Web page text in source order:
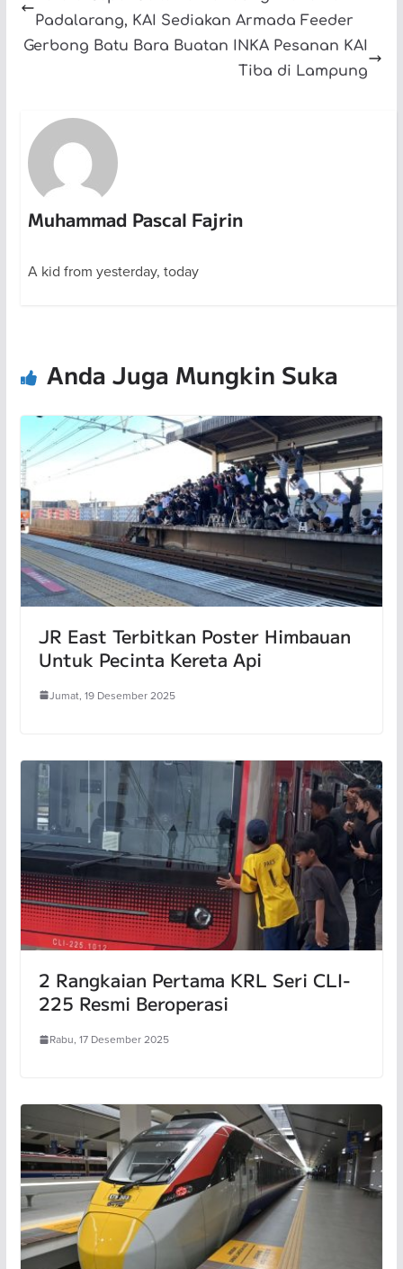
Padalarang, KAI Sediakan Armada Feeder
Gerbong Batu Bara Buatan INKA Pesanan KAI
Tiba di Lampung
Muhammad Pascal Fajrin
A kid from yesterday, today
Anda Juga Mungkin Suka
JR East Terbitkan Poster Himbauan
Untuk Pecinta Kereta Api
Jumat, 19 Desember 2025
2 Rangkaian Pertama KRL Seri CLI-
225 Resmi Beroperasi
Rabu, 17 Desember 2025